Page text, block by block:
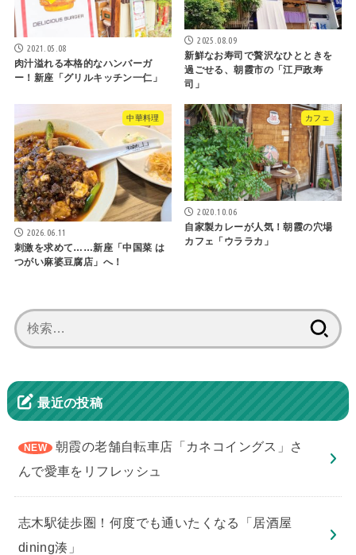
2021.05.08
肉汁溢れる本格的なハンバーガ
ー！新座「グリルキッチン一仁」
2025.08.09
新鮮なお寿司で贅沢なひとときを
過ごせる、朝霞市の「江戸政寿
司」
中華料理
2026.06.11
刺激を求めて……新座「中国菜 は
つがい麻婆豆腐店」へ！
カフェ
2020.10.06
自家製カレーが人気！朝霞の穴場
カフェ「ウララカ」
索:
最近の投稿
朝霞の老舗自転車店「カネコイングス」さ
んで愛車をリフレッシュ
志木駅徒歩圏！何度でも通いたくなる「居酒屋
dining湊」